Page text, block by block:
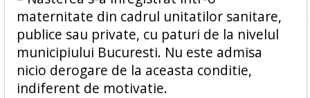
maternitate din cadrul unitatilor sanitare,
publice sau private, cu paturi de la nivelul
municipiului Bucuresti. Nu este admisa
nicio derogare de la aceasta conditie,
indiferent de motivatie.